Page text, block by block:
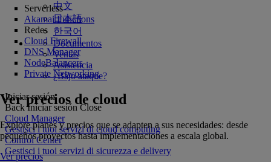
中文
日本語
한국어
Documentos
Ventas
Asistencia
¿Bajo ataque?
Iniciar sesión
Back Iniciar sesión Close
Cloud Manager
Gestisci i tuoi servizi di cloud computing
Control Center
Gestisci i tuoi servizi di sicurezza e delivery
Serverless
Akamai Functions
Redes
Cloud Firewall
DNS Manager
NodeBalancers
Private Networking
Ver precios de cloud
Explore planes y precios que se adapten a sus necesidades: desde
pequeños proyectos hasta implementaciones a escala global.
Ver precios